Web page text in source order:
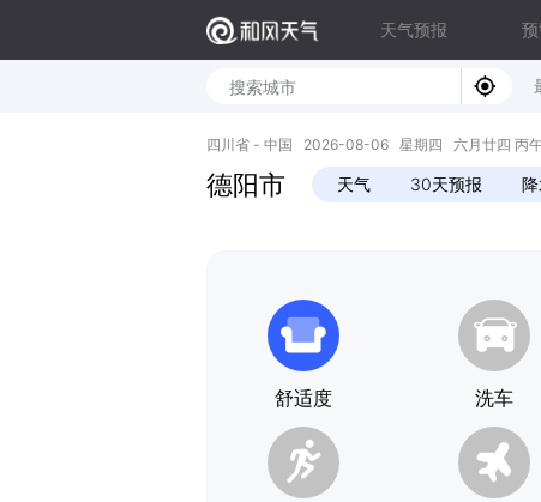
天气预报
四川省 - 中国 2026-08-06 星期四 六月廿四 丙
德阳市 天气 30天预报
舒适度 洗车